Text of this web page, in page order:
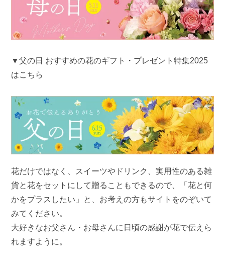
▼父の日 おすすめの花のギフト・プレゼント特集2025
はこちら
花だけではなく、スイーツやドリンク、実用性のある雑
貨と花をセットにして贈ることもできるので、「花と何
かをプラスしたい」と、お考えの方もサイトをのぞいて
みてください。
大好きなお父さん・お母さんに日頃の感謝が花で伝えら
れますように。